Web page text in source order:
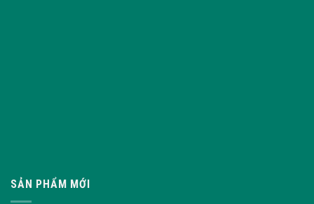
SẢN PHẨM MỚI